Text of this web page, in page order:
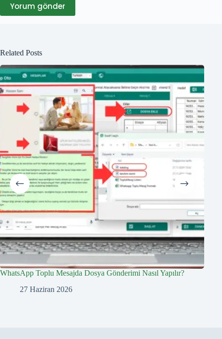
Yorum gönder
Related Posts
WhatsApp Toplu Mesajda Dosya Gönderimi Nasıl Yapılır?
27 Haziran 2026